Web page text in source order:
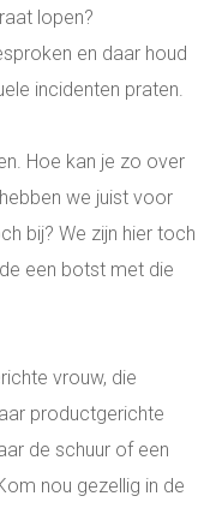
lopen?
en daar houd
incidenten praten.
Hoe kan je zo over
we juist voor
bij? We zijn hier toch
een botst met die
vrouw, die
productgerichte
de schuur of een
nou gezellig in de